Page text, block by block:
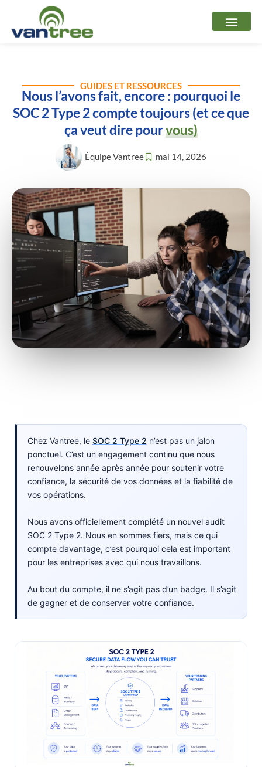
contenu
GUIDES ET RESSOURCES
Nous l’avons fait, encore : pourquoi le
SOC 2 Type 2 compte toujours (et ce que
ça veut dire pourvous)
Équipe Vantree mai 14, 2026
Chez Vantree, le SOC 2 Type 2 n’est pas un jalon
ponctuel. C’est un engagement continu que nous
renouvelons année après année pour soutenir votre
confiance, la sécurité de vos données et la fiabilité de
vos opérations.
Nous avons officiellement complété un nouvel audit
SOC 2 Type 2. Nous en sommes fiers, mais ce qui
compte davantage, c’est pourquoi cela est important
pour les entreprises avec qui nous travaillons.
Au bout du compte, il ne s’agit pas d’un badge. Il s’agit
de gagner et de conserver votre confiance.